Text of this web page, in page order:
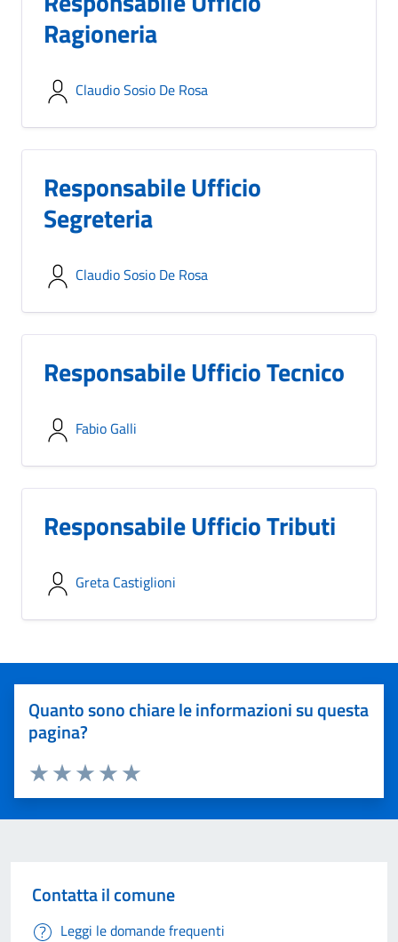
Ragioneria
Claudio Sosio De Rosa
Responsabile Ufficio
Segreteria
Claudio Sosio De Rosa
Responsabile Ufficio Tecnico
Fabio Galli
Responsabile Ufficio Tributi
Greta Castiglioni
Quanto sono chiare le informazioni su questa
pagina?
Valuta 5 stelle su 5
Valuta 4 stelle su 5
Valuta 3 stelle su 5
Valuta 2 stelle su 5
Valuta 1 stelle su 5
Contatta il comune
Leggi le domande frequenti